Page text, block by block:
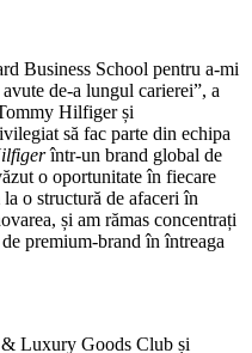
Business School pentru a-mi
de-a lungul carierei”, a
Hilfiger și
să fac parte din echipa
într-un brand global de
o oportunitate în fiecare
o structură de afaceri în
și am rămas concentrați
premium-brand în întreaga
Luxury Goods Club și